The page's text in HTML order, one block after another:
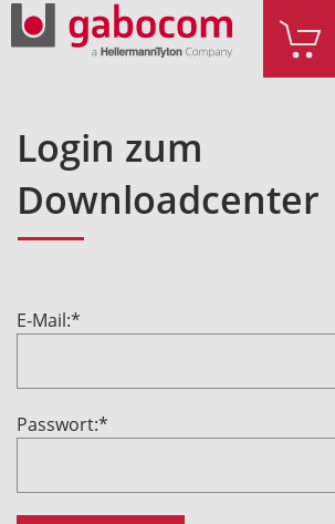
Login zum
Downloadcenter
E-Mail:*
Passwort:*